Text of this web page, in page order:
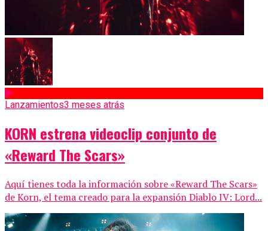
Lanzamientos3 meses atrás
KORN estrena videoclip conjunto de
«Reward The Scars»
Aquí tienes toda la información sobre «Reward The Scars»
de Korn, el tema creado para la expansión Diablo IV: Lord...